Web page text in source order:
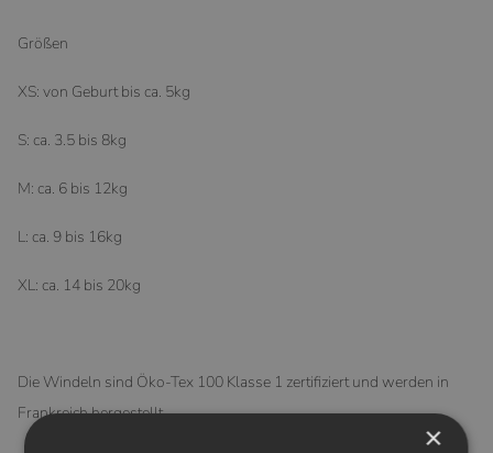
Größen
XS: von Geburt bis ca. 5kg
S: ca. 3.5 bis 8kg
M: ca. 6 bis 12kg
L: ca. 9 bis 16kg
XL: ca. 14 bis 20kg
Die Windeln sind Öko-Tex 100 Klasse 1 zertifiziert und werden in
Frankreich hergestellt.
×